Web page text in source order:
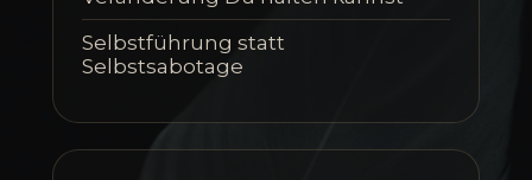
Selbstführung statt
Selbstsabotage